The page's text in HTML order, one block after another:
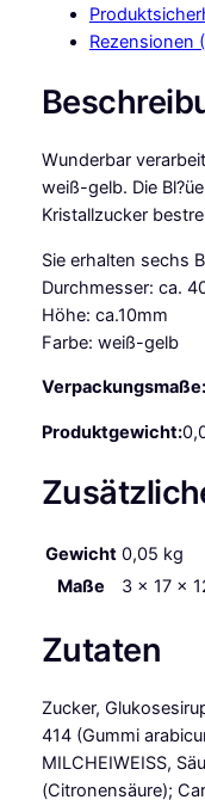
B
u
m
e
4
0
m
m
w
i
-
e
u
k
e
r
6
Rezensionen
Wunderbar
weiß-gelb. Die
Kristallzucker
Sie erhalten sechs
Durchmesser: ca.
Höhe: ca.10mm
Farbe: weiß-gelb
Verpackungsmaße:
Produktgewicht:
Gewicht 0,05 kg
Maße
3 × 17 ×
Zutaten
Zucker,
414 (Gummi
MILCHEIWEISS,
(Citronensäure);